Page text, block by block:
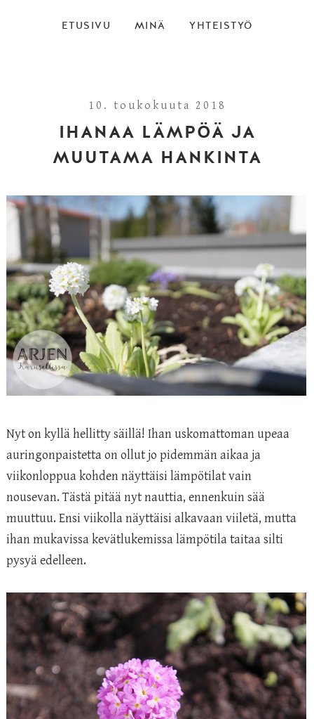
ETUSIVU MINÄ YHTEISTYÖ
10. toukokuuta 2018
IHANAA LÄMPÖÄ JA
MUUTAMA HANKINTA
Nyt on kyllä hellitty säillä! Ihan uskomattoman upeaa
auringonpaistetta on ollut jo pidemmän aikaa ja
viikonloppua kohden näyttäisi lämpötilat vain
nousevan. Tästä pitää nyt nauttia, ennenkuin sää
muuttuu. Ensi viikolla näyttäisi alkavaan viiletä, mutta
ihan mukavissa kevätlukemissa lämpötila taitaa silti
pysyä edelleen.